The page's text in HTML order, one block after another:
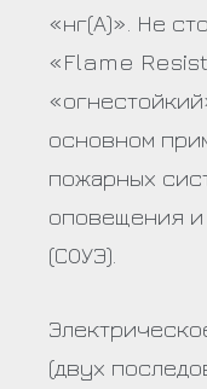
«нг(А)». Не
«Flame
основном
пожарных
оповещения
(СОУЭ).
(двух